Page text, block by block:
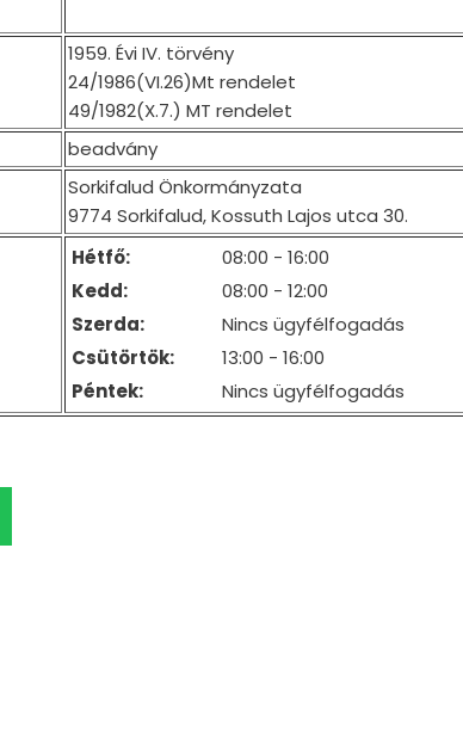
1959. Évi IV. törvény
24/1986(VI.26)Mt rendelet
49/1982(X.7.) MT rendelet
beadvány
Sorkifalud Önkormányzata
9774 Sorkifalud, Kossuth Lajos utca 30.
Hétfő:
08:00 - 16:00
Kedd:
08:00 - 12:00
Szerda:
Nincs ügyfélfogadás
Csütörtök:
13:00 - 16:00
Péntek:
Nincs ügyfélfogadás